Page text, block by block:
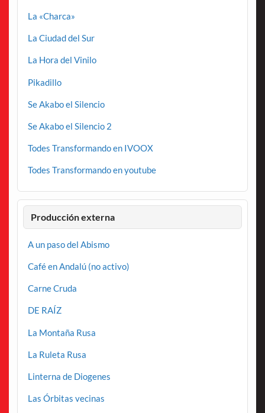
La «Charca»
La Ciudad del Sur
La Hora del Vinilo
Pikadillo
Se Akabo el Silencio
Se Akabo el Silencio 2
Todes Transformando en IVOOX
Todes Transformando en youtube
Producción externa
A un paso del Abismo
Café en Andalú (no activo)
Carne Cruda
DE RAÍZ
La Montaña Rusa
La Ruleta Rusa
Linterna de Diogenes
Las Órbitas vecinas